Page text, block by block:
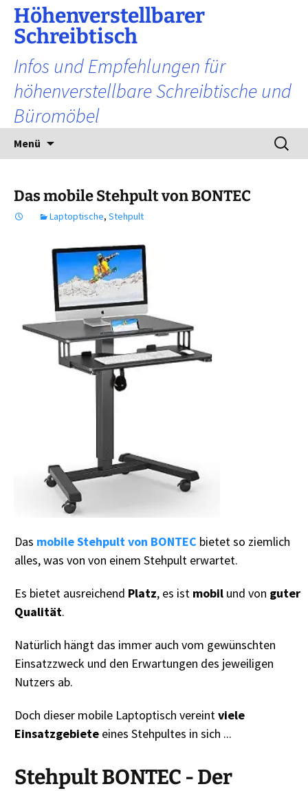
Zum
Inhalt
springen
Höhenverstellbarer
Schreibtisch
Infos und Empfehlungen für
höhenverstellbare Schreibtische und
Büromöbel
Menü
Suchen
nach:
Das mobile Stehpult von BONTEC
Laptoptische, Stehpult
Das mobile Stehpult von BONTEC bietet so ziemlich
alles, was von von einem Stehpult erwartet.
Es bietet ausreichend Platz, es ist mobil und von guter
Qualität.
Natürlich hängt das immer auch vom gewünschten
Einsatzzweck und den Erwartungen des jeweiligen
Nutzers ab.
Doch dieser mobile Laptoptisch vereintviele
Einsatzgebiete eines Stehpultes in sich ...
Stehpult BONTEC - Der